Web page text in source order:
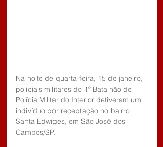
Na noite de quarta-feira, 15 de janeiro,
policiais militares do 1º Batalhão de
Polícia Militar do Interior detiveram um
indivíduo por receptação no bairro
Santa Edwiges, em São José dos
Campos/SP.